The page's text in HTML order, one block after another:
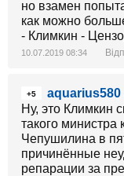
10.07.2019 08:34
+5
aquarius580
Ну, это Климкин
такого министра
Чепушилина в
причинённые
репарации за